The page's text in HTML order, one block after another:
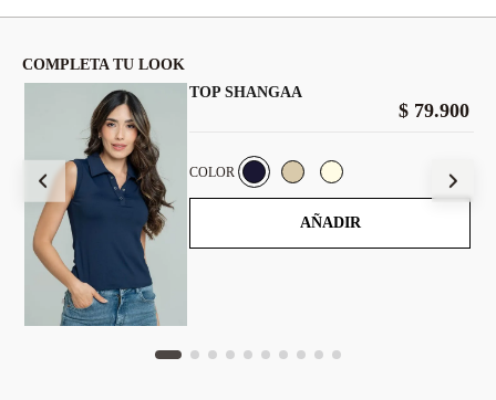
COMPLETA TU LOOK
TOP SHANGAA
$ 79.900
COLOR
AÑADIR